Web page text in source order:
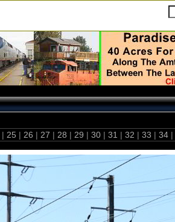
| 25 | 26 | 27 | 28 | 29 | 30 | 31 | 32 | 33 | 34 |